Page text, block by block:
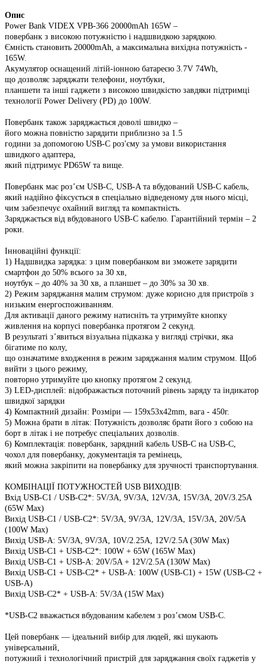
Опис
Power Bank VIDEX VPB-366 20000mAh 165W –
повербанк з високою потужністю і надшвидкою зарядкою.
Ємність становить 20000mAh, а максимальна вихідна потужність -
165W.
Акумулятор оснащений літій-іонною батареєю 3.7V 74Wh,
що дозволяє заряджати телефони, ноутбуки,
планшети та інші гаджети з високою швидкістю завдяки підтримці
технології Power Delivery (PD) до 100W.
Повербанк також заряджається доволі швидко –
його можна повністю зарядити приблизно за 1.5
години за допомогою USB-C роз'єму за умови використання
швидкого адаптера,
який підтримує PD65W та вище.
Повербанк має роз’єм USB-C, USB-A та вбудований USB-C кабель,
який надійно фіксується в спеціально відведеному для нього місці,
чим забезпечує охайний вигляд та компактність.
Заряджається від вбудованого USB-C кабелю. Гарантійний термін – 2
роки.
Інноваційні функції:
1) Надшвидка зарядка: з цим повербанком ви зможете зарядити
смартфон до 50% всього за 30 хв,
ноутбук – до 40% за 30 хв, а планшет – до 30% за 30 хв.
2) Режим заряджання малим струмом: дуже корисно для пристроїв з
низьким енергоспоживанням.
Для активації даного режиму натисніть та утримуйте кнопку
живлення на корпусі повербанка протягом 2 секунд.
В результаті з’явиться візуальна підказка у вигляді стрічки, яка
бігатиме по колу,
що означатиме входження в режим заряджання малим струмом. Щоб
вийти з цього режиму,
повторно утримуйте цю кнопку протягом 2 секунд.
3) LED-дисплей: відображається поточний рівень заряду та індикатор
швидкої зарядки
4) Компактний дизайн: Розміри — 159x53x42mm, вага - 450г.
5) Можна брати в літак: Потужність дозволяє брати його з собою на
борт в літак і не потребує спеціальних дозволів.
6) Комплектація: повербанк, зарядний кабель USB-C на USB-C,
чохол для повербанку, документація та ремінець,
який можна закріпити на повербанку для зручності транспортування.
КОМБІНАЦІЇ ПОТУЖНОСТЕЙ USB ВИХОДІВ:
Вхід USB-C1 / USB-C2*: 5V/3A, 9V/3A, 12V/3A, 15V/3A, 20V/3.25A
(65W Max)
Вихід USB-C1 / USB-C2*: 5V/3A, 9V/3A, 12V/3A, 15V/3A, 20V/5A
(100W Max)
Вихід USB-A: 5V/3A, 9V/3A, 10V/2.25A, 12V/2.5A (30W Max)
Вихід USB-C1 + USB-C2*: 100W + 65W (165W Max)
Вихід USB-C1 + USB-A: 20V/5A + 12V/2.5A (130W Max)
Вихід USB-C1 + USB-C2* + USB-A: 100W (USB-C1) + 15W (USB-C2 +
USB-A)
Вихід USB-C2* + USB-A: 5V/3A (15W Max)
*USB-C2 вважається вбудованим кабелем з роз’ємом USB-C.
Цей повербанк — ідеальний вибір для людей, які шукають
універсальний,
потужний і технологічний пристрій для заряджання своїх гаджетів у